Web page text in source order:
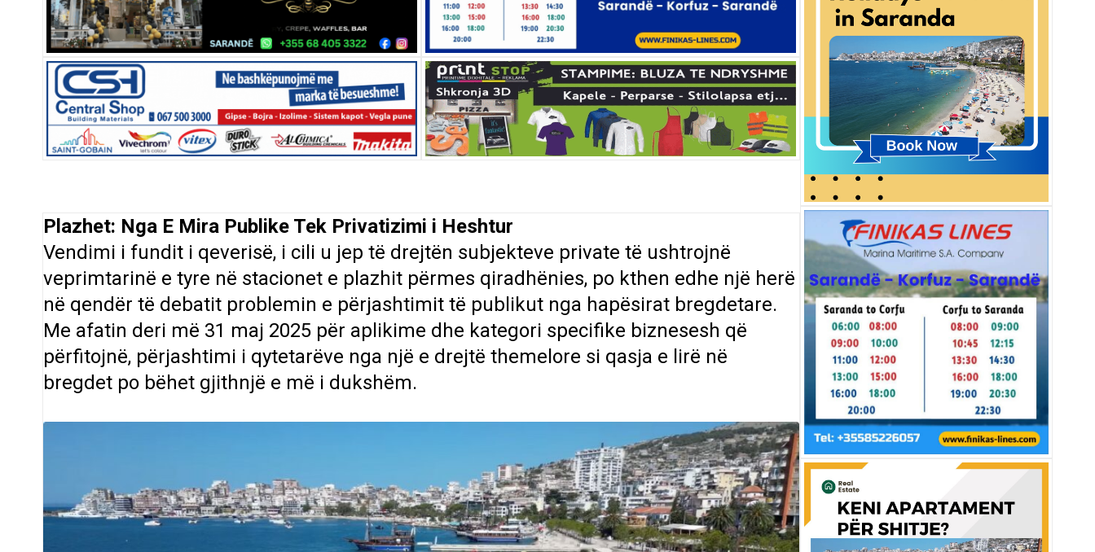
Plazhet: Nga E Mira Publike Tek Privatizimi i Heshtur
Vendimi i fundit i qeverisë, i cili u jep të drejtën subjekteve private të ushtrojnë
veprimtarinë e tyre në stacionet e plazhit përmes qiradhënies, po kthen edhe një herë
në qendër të debatit problemin e përjashtimit të publikut nga hapësirat bregdetare.
Me afatin deri më 31 maj 2025 për aplikime dhe kategori specifike biznesesh që
përfitojnë, përjashtimi i qytetarëve nga një e drejtë themelore si qasja e lirë në
bregdet po bëhet gjithnjë e më i dukshëm.